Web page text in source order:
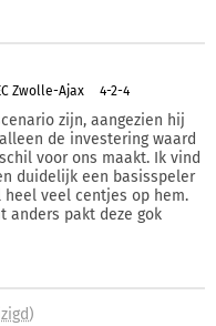
Zwolle-Ajax 4-2-4
zijn, aangezien hij
de investering waard
voor ons maakt. Ik vind
duidelijk een basisspeler
heel veel centjes op hem.
anders pakt deze gok
)